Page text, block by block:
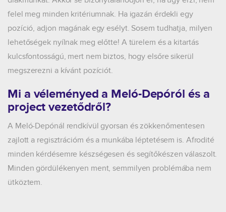
felel meg minden kritériumnak. Ha igazán érdekli egy
pozíció, adjon magának egy esélyt. Sosem tudhatja, milyen
lehetőségek nyílnak meg előtte! A türelem és a kitartás
kulcsfontosságú, mert nem biztos, hogy elsőre sikerül
megszerezni a kívánt pozíciót.
Mi a véleményed a Meló-Depóról és a
project vezetődről?
A Meló-Depónál rendkívül gyorsan és zökkenőmentesen
zajlott a regisztrációm és a munkába léptetésem is. Afrodité
minden kérdésemre készségesen és segítőkészen válaszolt.
Minden gördülékenyen ment, semmilyen problémába nem
ütköztem.